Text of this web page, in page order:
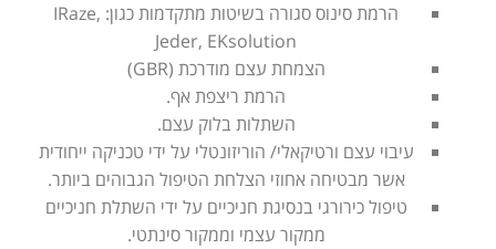
הרמת סינוס סגורה בשיטות מתקדמות כגון: IRaze,
Jeder, EKsolution
הצמחת עצם מודרכת (GBR)
הרמת ריצפת אף.
השתלות בלוק עצם.
עיבוי עצם ורטיקאלי/ הוריזונטלי על ידי טכניקה ייחודית
אשר מבטיחה אחוזי הצלחת הטיפול הגבוהים ביותר.
טיפול כירורגי בנסיגת חניכיים על ידי השתלת חניכיים
ממקור עצמי וממקור סינתטי.